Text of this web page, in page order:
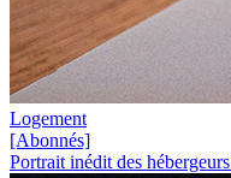
Logement
[Abonnés]
Portrait inédit des